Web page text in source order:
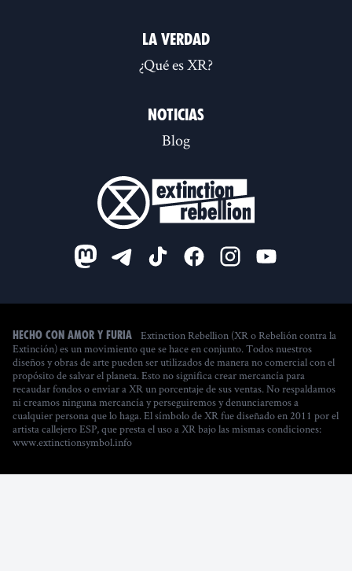
La verdad
¿Qué es XR?
Noticias
Blog
Hecho con amor y furia
Extinction Rebellion (XR o Rebelión contra la
Extinción) es un movimiento que se hace en conjunto. Todos nuestros
diseños y obras de arte pueden ser utilizados de manera no comercial con el
propósito de salvar el planeta. Esto no significa crear mercancía para
recaudar fondos o enviar a XR un porcentaje de sus ventas. No respaldamos
ni creamos ninguna mercancía y perseguiremos y denunciaremos a
cualquier persona que lo haga. El símbolo de XR fue diseñado en 2011 por el
artista callejero ESP, que presta el uso a XR bajo las mismas condiciones:
www.extinctionsymbol.info